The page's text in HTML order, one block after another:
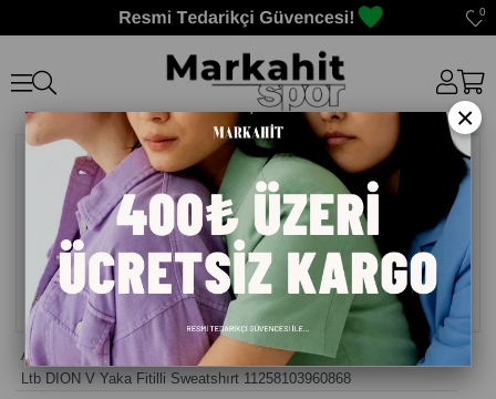
0
Anasayfa> Erkek Sweatshirt>
Ltb DION V Yaka Fitilli Sweatshırt 11258103960868
×